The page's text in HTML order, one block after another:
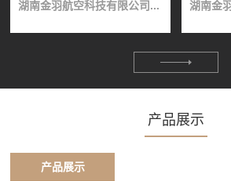
湖南金羽航空科技有限公司...
湖南金
产品展示
产品展示